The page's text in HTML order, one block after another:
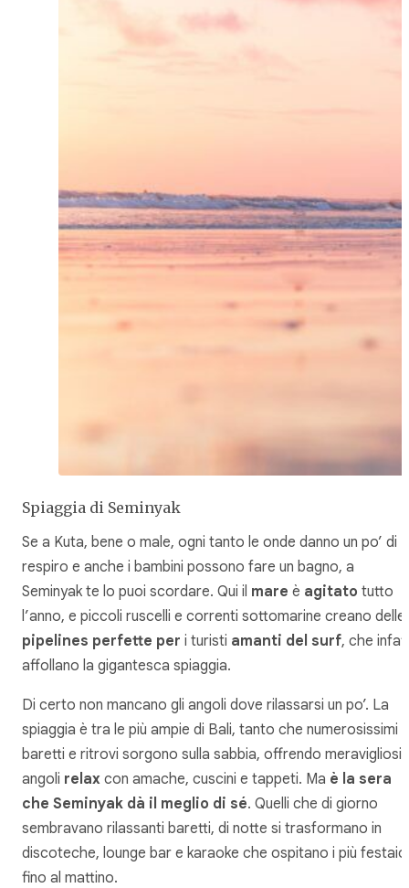
Spiaggia di Seminyak
Se a Kuta, bene o male, ogni tanto le onde danno un po’ di
respiro e anche i bambini possono fare un bagno, a
Seminyak te lo puoi scordare. Qui il mare è agitato tutto
l’anno, e piccoli ruscelli e correnti sottomarine creano delle
pipelines perfette per i turisti amanti del surf, che
affollano la gigantesca spiaggia.
Di certo non mancano gli angoli dove rilassarsi un po’. La
spiaggia è tra le più ampie di Bali, tanto che numerosissimi
baretti e ritrovi sorgono sulla sabbia, offrendo meravigliosi
angoli relax con amache, cuscini e tappeti. Ma è la sera
che Seminyak dà il meglio di sé. Quelli che di giorno
sembravano rilassanti baretti, di notte si trasformano in
discoteche, lounge bar e karaoke che ospitano i più
fino al mattino.